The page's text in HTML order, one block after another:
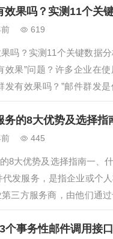
成本的优势，已成为企
有哪些...
效果吗？实测11个关
619
吗？实测11个关键数据
效果”问题？许多企业在使
发有效果吗？”邮件群发是
竞争加剧和用户习惯变
策的重要依据。为了回答
...
务的8大优势及选择指
445
8大优势及选择指南一、
代发服务，是指企业或个
三方服务商，由他们通
分析的过程。随着邮件
服务来提升效率和效果。
个事务性邮件调用接